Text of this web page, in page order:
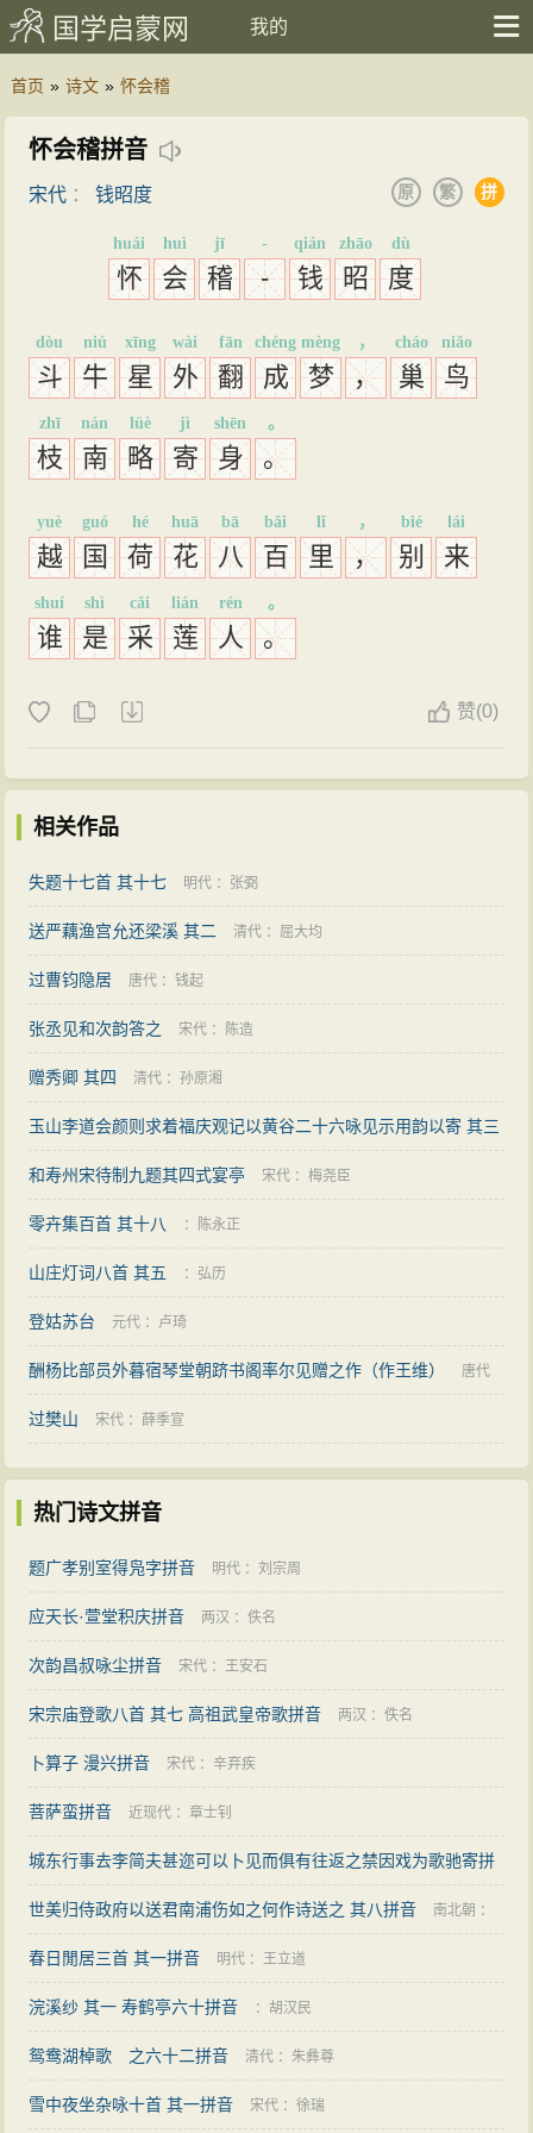
国学启蒙网 我的
首页 » 诗文 » 怀会稽
怀会稽拼音
宋代 ：钱昭度 拼
繁
原
怀
huái
会
huì
稽
jī
-
-
钱
qián
昭
zhāo
度
dù
斗
dòu
牛
niú
星
xīng
外
wài
翻
fān
成
chéng
梦
mèng
，
，
巢
cháo
鸟
niǎo
枝
zhī
南
nán
略
lüè
寄
jì
身
shēn
。
。
越
yuè
国
guó
荷
hé
花
huā
八
bā
百
bǎi
里
lǐ
，
，
别
bié
来
lái
谁
shuí
是
shì
采
cǎi
莲
lián
人
rén
。
。
赞(0)
相关作品
失题十七首 其十七 明代 ： 张弼
送严藕渔宫允还梁溪 其二 清代 ： 屈大均
过曹钧隐居 唐代 ：钱起
张丞见和次韵答之 宋代 ： 陈造
赠秀卿 其四 清代 ：孙原湘
玉山李道会颜则求着福庆观记以黄谷二十六咏见示用韵以寄 其三
明代：郑真
和寿州宋待制九题其四式宴亭 宋代 ：梅尧臣
零卉集百首 其十八 ： 陈永正
山庄灯词八首 其五 ： 弘历
登姑苏台 元代 ： 卢琦
酬杨比部员外暮宿琴堂朝跻书阁率尔见赠之作（作王维） 唐代
：卢照邻
过樊山 宋代 ： 薛季宣
热门诗文拼音
题广孝别室得凫字拼音 明代 ：刘宗周
应天长·萱堂积庆拼音 两汉 ：佚名
次韵昌叔咏尘拼音 宋代 ：王安石
宋宗庙登歌八首 其七 高祖武皇帝歌拼音 两汉 ：佚名
卜算子 漫兴拼音 宋代 ：辛弃疾
菩萨蛮拼音 近现代 ：章士钊
城东行事去李简夫甚迩可以卜见而俱有往返之禁因戏为歌驰寄拼
音 宋代：彭汝砺
世美归侍政府以送君南浦伤如之何作诗送之 其八拼音 南北朝 ：
邹浩
春日閒居三首 其一拼音 明代 ：王立道
浣溪纱 其一 寿鹤亭六十拼音 ：胡汉民
鸳鸯湖棹歌 之六十二拼音 清代 ：朱彝尊
雪中夜坐杂咏十首 其一拼音 宋代 ：徐瑞